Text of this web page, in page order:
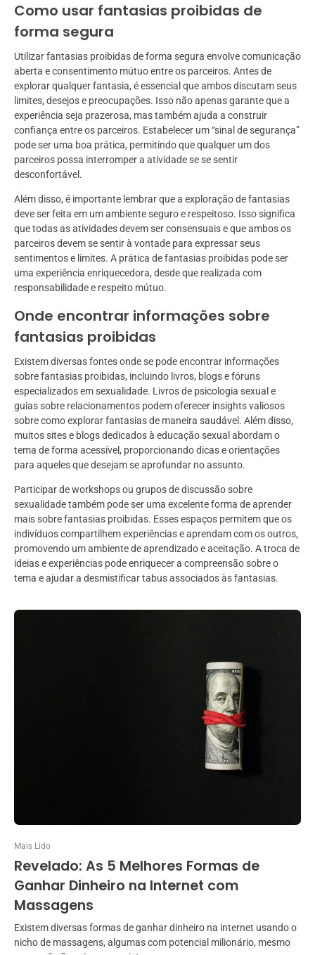
Como usar fantasias proibidas de
forma segura
Utilizar fantasias proibidas de forma segura envolve comunicação
aberta e consentimento mútuo entre os parceiros. Antes de
explorar qualquer fantasia, é essencial que ambos discutam seus
limites, desejos e preocupações. Isso não apenas garante que a
experiência seja prazerosa, mas também ajuda a construir
confiança entre os parceiros. Estabelecer um “sinal de segurança”
pode ser uma boa prática, permitindo que qualquer um dos
parceiros possa interromper a atividade se se sentir
desconfortável.
Além disso, é importante lembrar que a exploração de fantasias
deve ser feita em um ambiente seguro e respeitoso. Isso significa
que todas as atividades devem ser consensuais e que ambos os
parceiros devem se sentir à vontade para expressar seus
sentimentos e limites. A prática de fantasias proibidas pode ser
uma experiência enriquecedora, desde que realizada com
responsabilidade e respeito mútuo.
Onde encontrar informações sobre
fantasias proibidas
Existem diversas fontes onde se pode encontrar informações
sobre fantasias proibidas, incluindo livros, blogs e fóruns
especializados em sexualidade. Livros de psicologia sexual e
guias sobre relacionamentos podem oferecer insights valiosos
sobre como explorar fantasias de maneira saudável. Além disso,
muitos sites e blogs dedicados à educação sexual abordam o
tema de forma acessível, proporcionando dicas e orientações
para aqueles que desejam se aprofundar no assunto.
Participar de workshops ou grupos de discussão sobre
sexualidade também pode ser uma excelente forma de aprender
mais sobre fantasias proibidas. Esses espaços permitem que os
indivíduos compartilhem experiências e aprendam com os outros,
promovendo um ambiente de aprendizado e aceitação. A troca de
ideias e experiências pode enriquecer a compreensão sobre o
tema e ajudar a desmistificar tabus associados às fantasias.
Mais Lido
Revelado: As 5 Melhores Formas de
Ganhar Dinheiro na Internet com
Massagens
Existem diversas formas de ganhar dinheiro na internet usando o
nicho de massagens, algumas com potencial milionário, mesmo